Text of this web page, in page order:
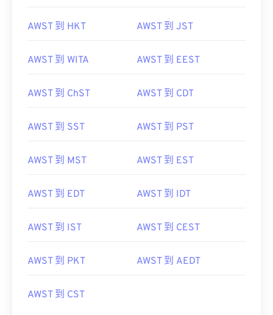
AWST 到 HKT AWST 到 JST
AWST 到 WITA AWST 到 EEST
AWST 到 ChST AWST 到 CDT
AWST 到 SST AWST 到 PST
AWST 到 MST AWST 到 EST
AWST 到 EDT AWST 到 IDT
AWST 到 IST AWST 到 CEST
AWST 到 PKT AWST 到 AEDT
AWST 到 CST